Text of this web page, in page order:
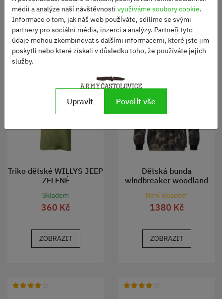
Alternativní produkty
Triko dětské WILLYS JEEP
ZELENÉ
Skladem
360 Kč
ZOBRAZIT
Dětská bunda
windbreaker woodland
Není skladem
1380 Kč
ZOBRAZIT
médií a analýze naší návštěvnosti využíváme soubory cookie.
Informace o tom, jak náš web používáte, sdílíme se svými
partnery pro sociální média, inzerci a analýzy. Partneři tyto
údaje mohou zkombinovat s dalšími informacemi, které jste jim
poskytli nebo které získali v důsledku toho, že používáte jejich
služby.
Upravit Povolit vše